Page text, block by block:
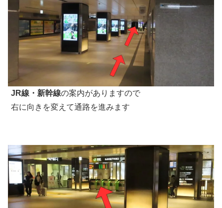
JR線・新幹線の案内がありますので
右に向きを変えて通路を進みます